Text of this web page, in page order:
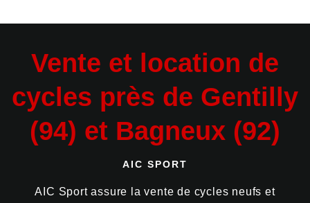
Vente et location de
cycles près de Gentilly
(94) et Bagneux (92)
AIC SPORT
AIC Sport assure la vente de cycles neufs et